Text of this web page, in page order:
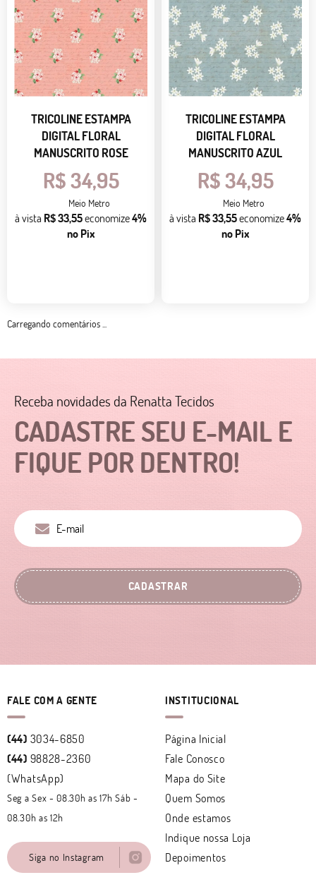
TRICOLINE ESTAMPA
DIGITAL FLORAL
MANUSCRITO ROSE
R$ 34,95
Meio Metro
à vista R$ 33,55economize4%
no Pix
TRICOLINE ESTAMPA
DIGITAL FLORAL
MANUSCRITO AZUL
R$ 34,95
Meio Metro
à vista R$ 33,55economize4%
no Pix
Carregando comentários ...
CADASTRE SEU E-MAIL E
FIQUE POR DENTRO!
Receba novidades da Renatta Tecidos
CADASTRAR
FALE COM A GENTE
(44) 3034-6850
(44) 98828-2360
(WhatsApp)
Seg a Sex - 08.30h as 17h Sáb -
08.30h as 12h
Siga no Instagram
INSTITUCIONAL
Página Inicial
Fale Conosco
Mapa do Site
Quem Somos
Onde estamos
Indique nossa Loja
Depoimentos